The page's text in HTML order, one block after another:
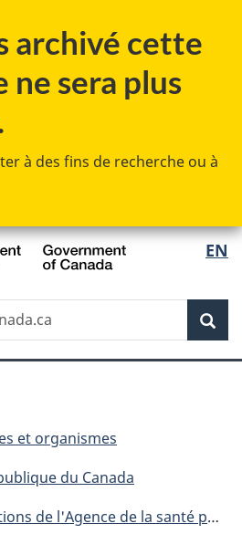
au
principal
à
Au
»
à
version
archivé cette
ne sera plus
à des fins de recherche ou à
de
la
EN
et organismes
du Canada
de la santé publique du Canada